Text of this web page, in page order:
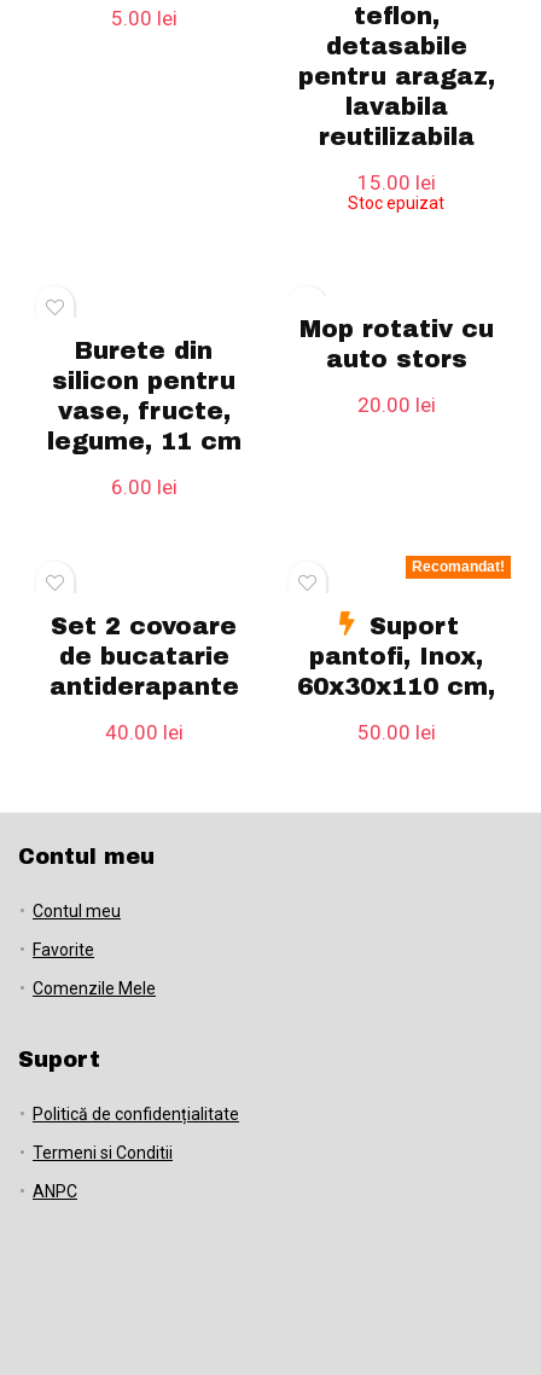
5.00 lei
teflon,
detasabile
pentru aragaz,
lavabila
reutilizabila
15.00 lei
Stoc epuizat
Burete din
silicon pentru
vase, fructe,
legume, 11 cm
6.00 lei
Mop rotativ cu
auto stors
20.00 lei
Set 2 covoare
de bucatarie
antiderapante
40.00 lei
Recomandat!
Suport
pantofi, Inox,
60x30x110 cm,
50.00 lei
Contul meu
Contul meu
Favorite
Comenzile Mele
Suport
Politică de confidențialitate
Termeni si Conditii
ANPC